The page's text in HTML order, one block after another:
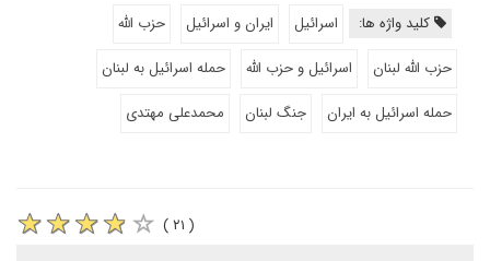
کلید واژه ها: اسرائیل ایران و اسرائیل
حزب الله
حزب الله لبنان
اسرائیل و حزب الله
حمله اسرائیل به لبنان
حمله اسرائیل به ایران
جنگ لبنان محمدعلی مهتدی
( ۲۱ )